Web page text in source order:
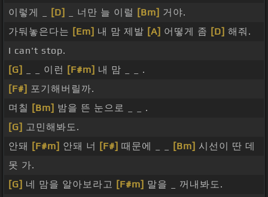
이렇게 _
[D] _ 너만 늘 이럴 [Bm] 거야.
가둬놓은다는 [Em] 내 맘 제발 [A] 어떻게 좀 [D] 해줘.
I can't stop.
[G]
_ _ 이런 [F#m] 내 맘 _ _ .
[F#] 포기해버릴까.
며칠 [Bm] 밤을 뜬 눈으로 _ _ .
[G] 고민해봐도.
안돼
[F#m] 안돼 너 [F#] 때문에 _ _ [Bm] 시선이 딴 데
못 가.
[G] 네 맘을 알아보라고 [F#m] 말을 _ 꺼내봐도.